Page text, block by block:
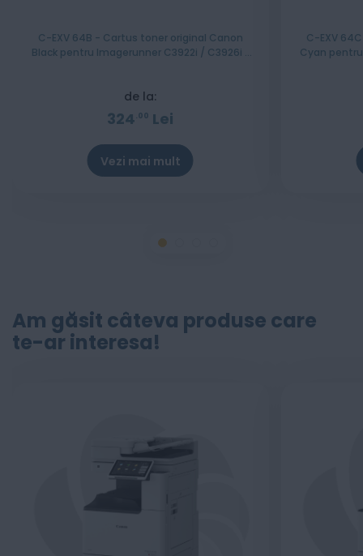
C-EXV 64B - Cartus toner original Canon
Black pentru Imagerunner C3922i / C3926i /
de la:
324 00 Lei
Vezi mai mult
C-EXV
Cyan
Am găsit câteva produse care
te-ar interesa!